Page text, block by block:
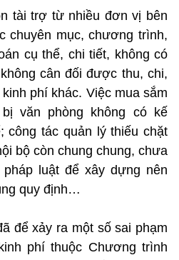
tài trợ từ nhiều đơn vị bên
chuyên mục, chương trình,
cụ thể, chi tiết, không có
cân đối được thu, chi,
phí khác. Việc mua sắm
văn phòng không có kế
công tác quản lý thiếu chặt
bộ còn chung chung, chưa
luật để xây dựng nên
quy định…
để xảy ra một số sai phạm
phí thuộc Chương trình